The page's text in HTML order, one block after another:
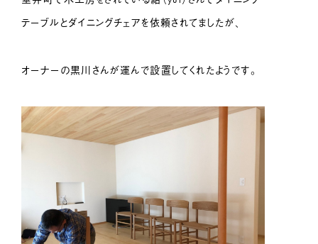
テーブルとダイニングチェアを依頼されてましたが、
オーナーの黒川さんが運んで設置してくれたようです。